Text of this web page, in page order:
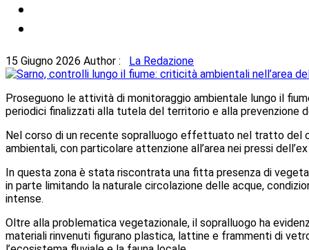
15 Giugno 2026 Author : La Redazione
Proseguono le attività di monitoraggio ambientale lungo il
periodici finalizzati alla tutela del territorio e alla prevenzione
Nel corso di un recente sopralluogo effettuato nel tratto del
ambientali, con particolare attenzione all’area nei pressi dell’ex
In questa zona è stata riscontrata una fitta presenza di
in parte limitando la naturale circolazione delle acque,
intense.
Oltre alla problematica vegetazionale, il sopralluogo ha
materiali rinvenuti figurano plastica, lattine e frammenti di